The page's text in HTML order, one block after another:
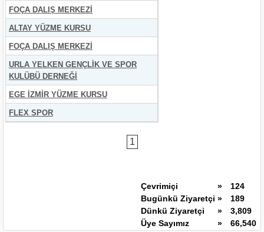
FOÇA DALIŞ MERKEZİ
ALTAY YÜZME KURSU
FOÇA DALIŞ MERKEZİ
URLA YELKEN GENÇLİK VE SPOR
KULÜBÜ DERNEĞİ
EGE İZMİR YÜZME KURSU
FLEX SPOR
1
Çevrimiçi »
124
Bugünkü Ziyaretçi »
189
Dünkü Ziyaretçi
»
3,809
Üye Sayımız
» 66,540